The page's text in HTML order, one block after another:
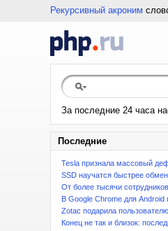
Рекурсивный акроним
За последние 24 часа
Последние
Tesla признала массовый
SSD научатся быстрее
От более тысячи сотрудников
В Google Chrome для Android
Zotac подарила
Конец не так и близок: